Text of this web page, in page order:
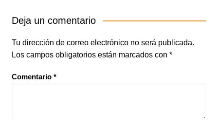
Deja un comentario
Tu dirección de correo electrónico no será publicada.
Los campos obligatorios están marcados con *
Comentario *